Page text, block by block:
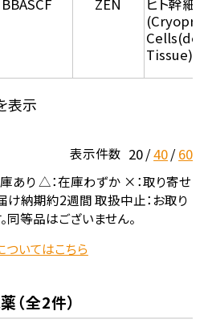
BBASCF ZEN
ヒト幹細
表示
表示件数 20 40 60
あり △：在庫わずか ×：取り寄せ
納期約2週間 取扱中止：お取り
同等品はございません。
いてはこちら
（全2件）